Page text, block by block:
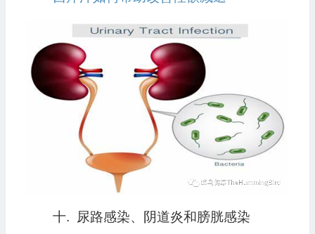
十. 尿路感染、阴道炎和膀胱感染